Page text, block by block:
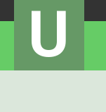
U